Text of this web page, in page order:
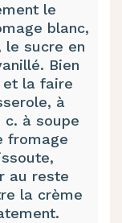
le
blanc,
le sucre en
Bien
et la faire
à
c. à soupe
fromage
au reste
la crème